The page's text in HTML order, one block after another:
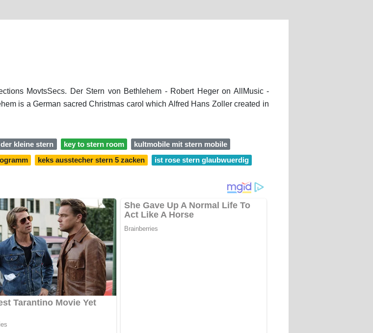
MovtsSecs. Der Stern von Bethlehem - Robert Heger on AllMusic -
is a German sacred Christmas carol which Alfred Hans Zoller created in
kleine stern key to stern room
kultmobile mit stern mobile
keks ausstecher stern 5 zacken ist rose stern glaubwuerdig